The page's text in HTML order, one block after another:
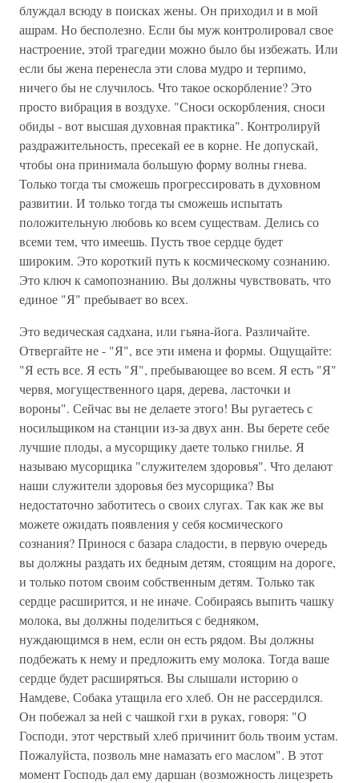
блуждал всюду в поисках жены. Он приходил и в мой
ашрам. Но бесполезно. Если бы муж контролировал свое
настроение, этой трагедии можно было бы избежать. Или
если бы жена перенесла эти слова мудро и терпимо,
ничего бы не случилось. Что такое оскорбление? Это
просто вибрация в воздухе. "Сноси оскорбления, сноси
обиды - вот высшая духовная практика". Контролируй
раздражительность, пресекай ее в корне. Не допускай,
чтобы она принимала большую форму волны гнева.
Только тогда ты сможешь прогрессировать в духовном
развитии. И только тогда ты сможешь испытать
положительную любовь ко всем существам. Делись со
всеми тем, что имеешь. Пусть твое сердце будет
широким. Это короткий путь к космическому сознанию.
Это ключ к самопознанию. Вы должны чувствовать, что
единое "Я" пребывает во всех.
Это ведическая садхана, или гьяна-йога. Различайте.
Отвергайте не - "Я", все эти имена и формы. Ощущайте:
"Я есть все. Я есть "Я", пребывающее во всем. Я есть "Я"
червя, могущественного царя, дерева, ласточки и
вороны". Сейчас вы не делаете этого! Вы ругаетесь с
носильщиком на станции из-за двух анн. Вы берете себе
лучшие плоды, а мусорщику даете только гнилье. Я
называю мусорщика "служителем здоровья". Что делают
наши служители здоровья без мусорщика? Вы
недостаточно заботитесь о своих слугах. Так как же вы
можете ожидать появления у себя космического
сознания? Принося с базара сладости, в первую очередь
вы должны раздать их бедным детям, стоящим на дороге,
и только потом своим собственным детям. Только так
сердце расширится, и не иначе. Собираясь выпить чашку
молока, вы должны поделиться с бедняком,
нуждающимся в нем, если он есть рядом. Вы должны
подбежать к нему и предложить ему молока. Тогда ваше
сердце будет расширяться. Вы слышали историю о
Намдеве, Собака утащила его хлеб. Он не рассердился.
Он побежал за ней с чашкой гхи в руках, говоря: "О
Господи, этот черствый хлеб причинит боль твоим устам.
Пожалуйста, позволь мне намазать его маслом". В этот
момент Господь дал ему даршан (возможность лицезреть